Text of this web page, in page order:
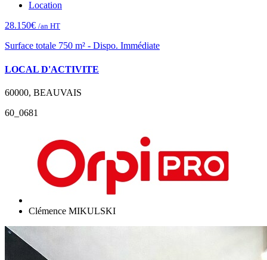
Location
28.150€ /an HT
Surface totale 750 m² - Dispo. Immédiate
LOCAL D'ACTIVITE
60000, BEAUVAIS
60_0681
Clémence MIKULSKI